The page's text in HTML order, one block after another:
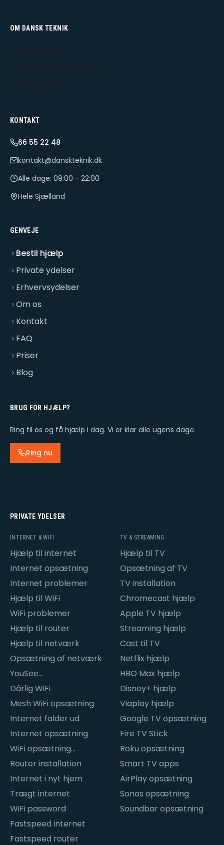
OM DANSK TEKNIK
KONTAKT
66 55 22 48
kontakt@danskteknik.dk
Alle dage: 09:00 - 22:00
Hele Sjælland
GENVEJE
Bestil hjælp
Private ydelser
Erhvervsydelser
Om os
Kontakt
FAQ
Priser
Blog
BRUG FOR HJÆLP?
Ring til os og få hjælp i dag. Vi er klar alle ugens dage.
Ring nu
PRIVATE YDELSER
INTERNET & WIFI
Hjælp til internet
Internet opsætning
Internet problemer
Hjælp til WiFi
WiFi problemer
Hjælp til router
Hjælp til netværk
Opsætning af netværk
YouSee
internetproblemer
Dårlig WiFi
Mesh WiFi opsætning
Internet falder ud
Internet opsætning
WiFi opsætning
hjemme
Router installation
Internet i nyt hjem
Trægt internet
WiFi password
Fastspeed internet
Fastspeed router
TV & STREAMING
Hjælp til TV
Opsætning af TV
TV installation
Chromecast hjælp
Apple TV hjælp
Streaming hjælp
Cast til TV
Netflix hjælp
HBO Max hjælp
Disney+ hjælp
Viaplay hjælp
Google TV opsætning
Fire TV Stick
Roku opsætning
Smart TV apps
AirPlay opsætning
Sonos opsætning
Soundbar opsætning